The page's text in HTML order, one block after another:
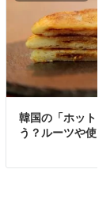
韓国の「ホット
う？ルーツや使